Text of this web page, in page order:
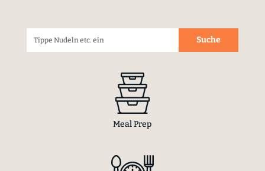
Meal Prep